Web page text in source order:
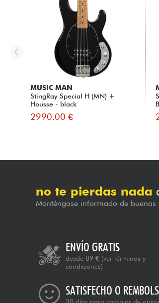
MUSIC MAN
StingRay Special H (MN) +
Housse - black
2990.00 €
no te pierdas nada
Manténgase informado de
ENVÍO GRATIS
desde 89 € (ver términos y
condiciones)
SATISFECHO O